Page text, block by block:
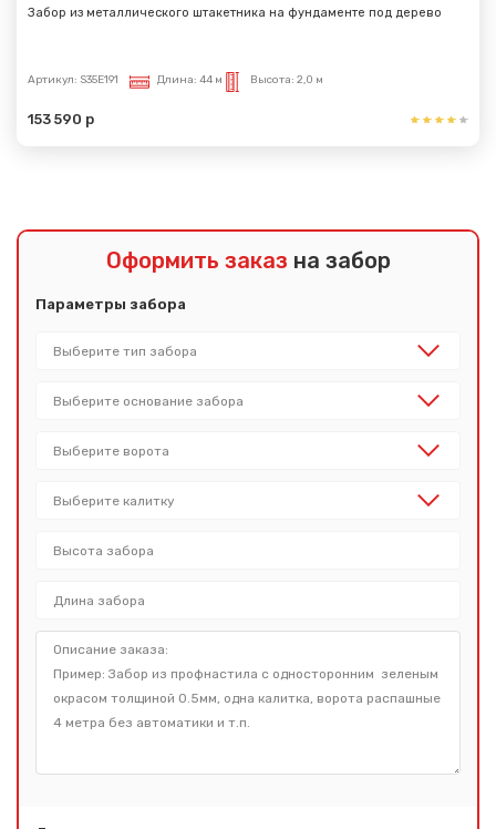
Забор из металлического штакетника на фундаменте под дерево
Артикул: S35E191 Длина: 44 м Высота: 2,0 м
153 590 р
Оформить заказ на забор
Параметры забора